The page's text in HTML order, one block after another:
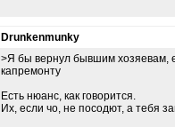
Drunkenmunky
>Я бы вернул бывшим хозяевам,
капремонту
Есть нюанс, как говорится.
Их, если чо, не посодют, а тебя